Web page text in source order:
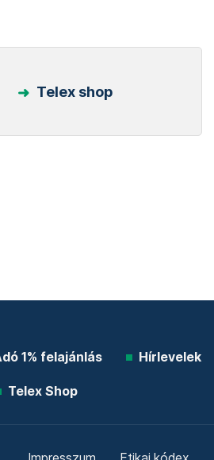
Telex shop
1% felajánlás Hírlevelek
Telex Shop